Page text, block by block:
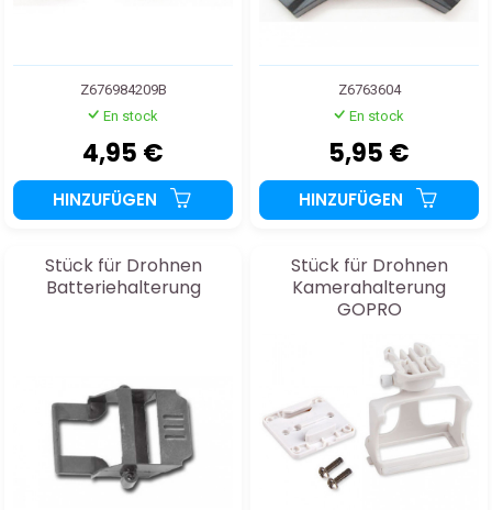
Z676984209B
En stock
4,95 €
HINZUFÜGEN
Z6763604
En stock
5,95 €
HINZUFÜGEN
Stück für Drohnen
Batteriehalterung
Stück für Drohnen
Kamerahalterung
GOPRO